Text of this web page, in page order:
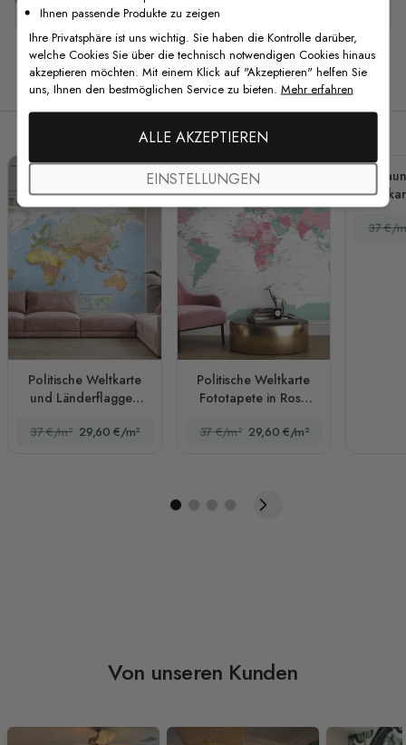
Verwandte Produkte
Politische Weltkarte
und Länderflaggen
37 €/m² 29,60 €/m²
Politische Weltkarte
Fototapete in Rosa
37 €/m² 29,60 €/m²
37 €/
Von unseren Kunden
Ihnen passende Produkte zu zeigen
Ihre Privatsphäre ist uns wichtig. Sie haben die Kontrolle darüber,
welche Cookies Sie über die technisch notwendigen Cookies hinaus
akzeptieren möchten. Mit einem Klick auf "Akzeptieren" helfen Sie
uns, Ihnen den bestmöglichen Service zu bieten. Mehr erfahren
ALLE AKZEPTIEREN
EINSTELLUNGEN